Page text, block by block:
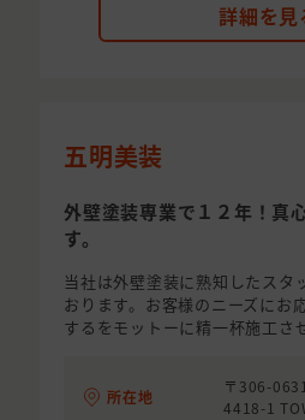
詳細を見
五明美装
外壁塗装専業で１２年！真
す。
当社は外壁塗装に熟知したスタ
おります。お客様のニーズにお
するをモットーに精一杯施工さ
所在地
〒306-
4418-1